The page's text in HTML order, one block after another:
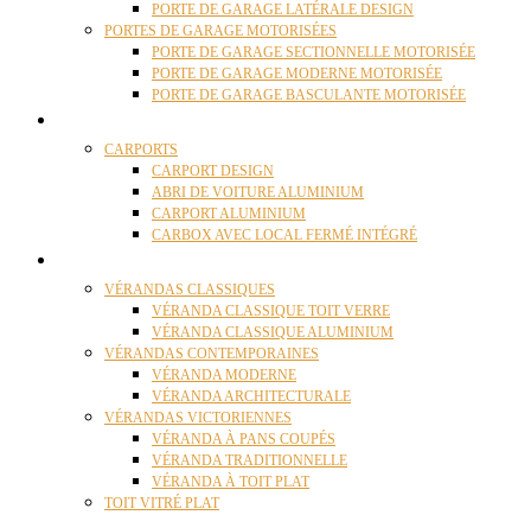
PORTE DE GARAGE LATÉRALE DESIGN
PORTES DE GARAGE MOTORISÉES
PORTE DE GARAGE SECTIONNELLE MOTORISÉE
PORTE DE GARAGE MODERNE MOTORISÉE
PORTE DE GARAGE BASCULANTE MOTORISÉE
CARPORTS
CARPORT DESIGN
ABRI DE VOITURE ALUMINIUM
CARPORT ALUMINIUM
CARBOX AVEC LOCAL FERMÉ INTÉGRÉ
VÉRANDAS CLASSIQUES
VÉRANDA CLASSIQUE TOIT VERRE
VÉRANDA CLASSIQUE ALUMINIUM
VÉRANDAS CONTEMPORAINES
VÉRANDA MODERNE
VÉRANDA ARCHITECTURALE
VÉRANDAS VICTORIENNES
VÉRANDA À PANS COUPÉS
VÉRANDA TRADITIONNELLE
VÉRANDA À TOIT PLAT
TOIT VITRÉ PLAT